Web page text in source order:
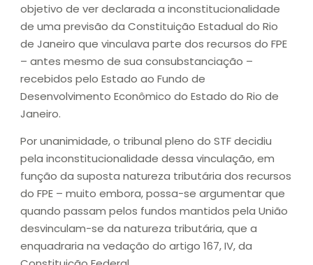
objetivo de ver declarada a inconstitucionalidade
de uma previsão da Constituição Estadual do Rio
de Janeiro que vinculava parte dos recursos do FPE
– antes mesmo de sua consubstanciação –
recebidos pelo Estado ao Fundo de
Desenvolvimento Econômico do Estado do Rio de
Janeiro.
Por unanimidade, o tribunal pleno do STF decidiu
pela inconstitucionalidade dessa vinculação, em
função da suposta natureza tributária dos recursos
do FPE – muito embora, possa-se argumentar que
quando passam pelos fundos mantidos pela União
desvinculam-se da natureza tributária, que a
enquadraria na vedação do artigo 167, IV, da